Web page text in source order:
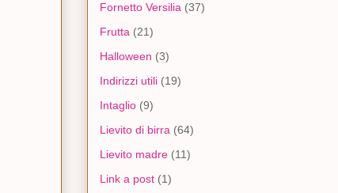
Fornetto Versilia (37)
Frutta (21)
Halloween (3)
Indirizzi utili (19)
Intaglio (9)
Lievito di birra (64)
Lievito madre (11)
Link a post (1)